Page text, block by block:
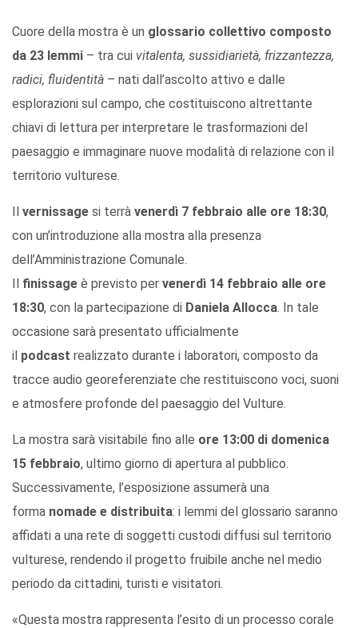
Cuore della mostra è un glossario collettivo composto
da 23 lemmi – tra cui vitalenta, sussidiarietà, frizzantezza,
radici, fluidentità – nati dall’ascolto attivo e dalle
esplorazioni sul campo, che costituiscono altrettante
chiavi di lettura per interpretare le trasformazioni del
paesaggio e immaginare nuove modalità di relazione con il
territorio vulturese.
Il vernissage si terrà venerdì 7 febbraio alle ore 18:30,
con un’introduzione alla mostra alla presenza
dell’Amministrazione Comunale.
Il finissage è previsto per venerdì 14 febbraio alle ore
18:30, con la partecipazione di Daniela Allocca. In tale
occasione sarà presentato ufficialmente
il podcast realizzato durante i laboratori, composto da
tracce audio georeferenziate che restituiscono voci, suoni
e atmosfere profonde del paesaggio del Vulture.
La mostra sarà visitabile fino alle ore 13:00 di domenica
15 febbraio, ultimo giorno di apertura al pubblico.
Successivamente, l’esposizione assumerà una
forma nomade e distribuita: i lemmi del glossario saranno
affidati a una rete di soggetti custodi diffusi sul territorio
vulturese, rendendo il progetto fruibile anche nel medio
periodo da cittadini, turisti e visitatori.
«Questa mostra rappresenta l’esito di un processo corale